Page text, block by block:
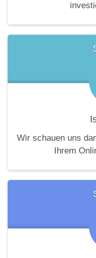
Wir schauen uns
Ihrem